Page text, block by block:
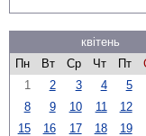
квітень
Пн
Вт Ср Чт Пт
1
2 3 4 5
8
9 10 11 12
15
16 17 18 19